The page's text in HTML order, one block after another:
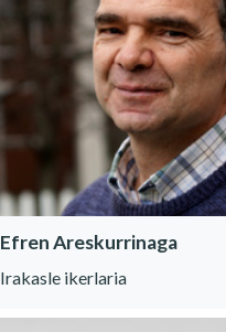
Efren Areskurrinaga
Irakasle ikerlaria